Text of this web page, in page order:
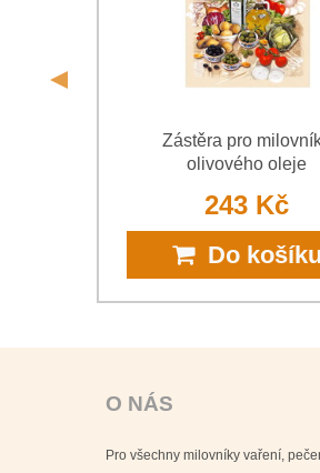
Zástěra pro
olivového oleje
243 Kč
Do košíku
O NÁS
Pro všechny milovníky vaření,